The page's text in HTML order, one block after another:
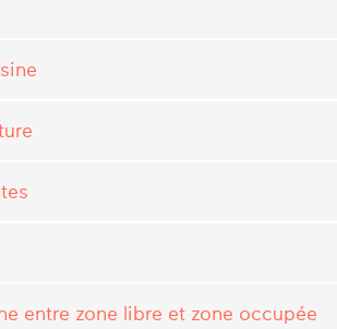
entre zone libre et zone occupée